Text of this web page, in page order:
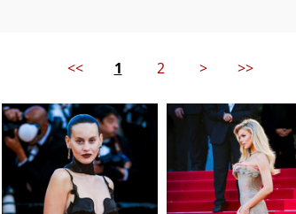
<< 1 2 > >>